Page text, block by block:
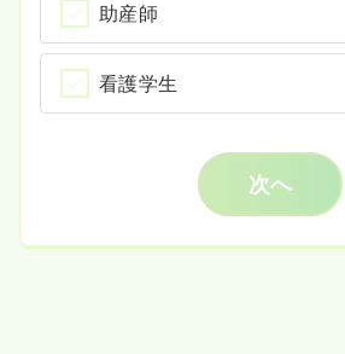
助産師
看護学生
次へ